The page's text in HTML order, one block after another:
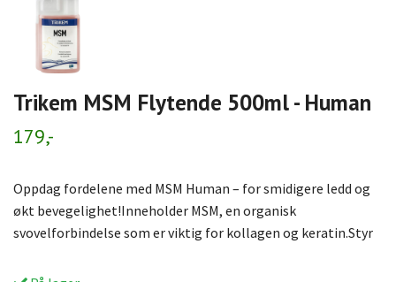
Trikem MSM Flytende 500ml - Human
179,-
Oppdag fordelene med MSM Human – for smidigere ledd og
økt bevegelighet!Inneholder MSM, en organisk
svovelforbindelse som er viktig for kollagen og keratin.Styr